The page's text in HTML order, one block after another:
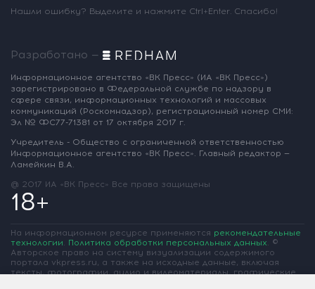
Нашли ошибку? Выделите и нажмите Ctrl+Enter. Спасибо!
Разработано —
Информационное агентство «ВК Пресс» (ИА «ВК Пресс»)
зарегистрировано в Федеральной службе по надзору в
сфере связи, информационных технологий и массовых
коммуникаций (Роскомнадзор), регистрационный номер СМИ:
Эл № ФС77-71381 от 17 октября 2017 г.
Учредитель - Общество с ограниченной ответственностью
Информационное агентство «ВК Пресс». Главный редактор —
Ламейкин В.А.
@ 2017 ИА «ВК Пресс» Все права защищены
18+
На информационном ресурсе применяются рекомендательные
технологии. Политика обработки персональных данных. ©
Авторское право на систему визуализации содержимого
портала vkpress.ru, а также на исходные данные, включая
тексты, фотографии, аудио и видеоматериалы, графические